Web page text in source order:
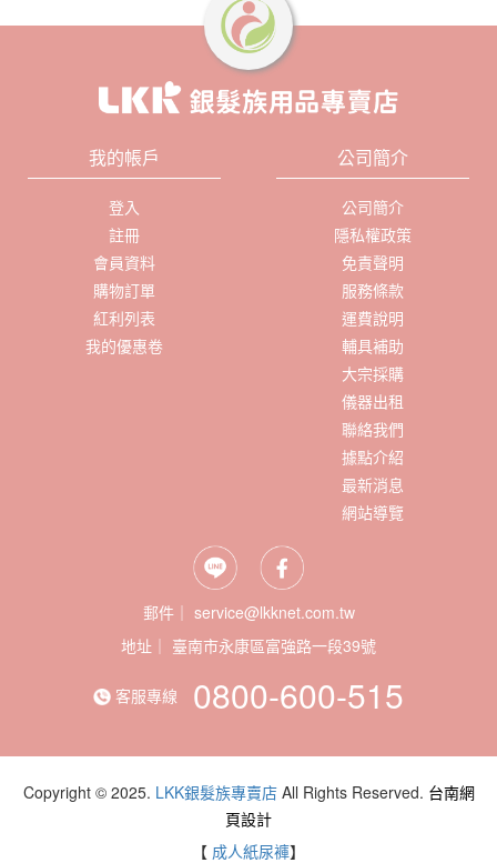
我的帳戶
登入
註冊
會員資料
購物訂單
紅利列表
我的優惠卷
公司簡介
公司簡介
隱私權政策
免責聲明
服務條款
運費說明
輔具補助
大宗採購
儀器出租
聯絡我們
據點介紹
最新消息
網站導覽
郵件｜ service@lkknet.com.tw
地址｜
客服專線 0800-600-515
Copyright © 2025. LKK銀髮族專賣店All Rights Reserved. 台南網
頁設計
【 成人紙尿褲】